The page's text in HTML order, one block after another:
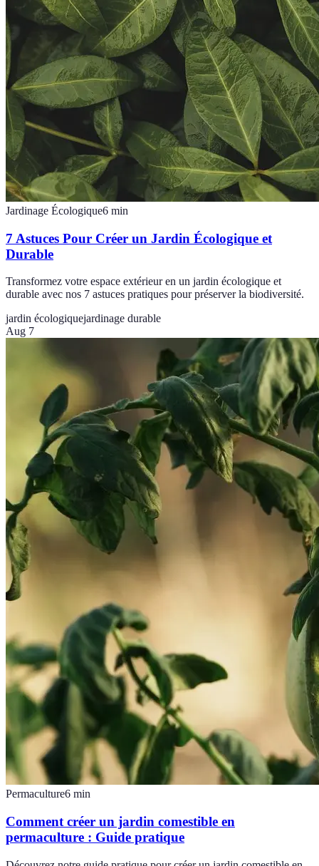
Jardinage Écologique6 min
7 Astuces Pour Créer un Jardin Écologique et
Durable
Transformez votre espace extérieur en un jardin écologique et
durable avec nos 7 astuces pratiques pour préserver la biodiversité.
jardin écologiquejardinage durable
Aug 7
Permaculture6 min
Comment créer un jardin comestible en
permaculture : Guide pratique